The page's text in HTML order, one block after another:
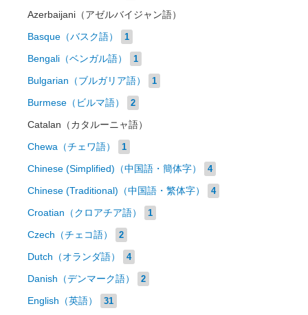
Azerbaijani（アゼルバイジャン語）
Basque（バスク語） 1
Bengali（ベンガル語） 1
Bulgarian（ブルガリア語） 1
Burmese（ビルマ語） 2
Catalan（カタルーニャ語）
Chewa（チェワ語） 1
Chinese (Simplified)（中国語・簡体字） 4
Chinese (Traditional)（中国語・繁体字） 4
Croatian（クロアチア語） 1
Czech（チェコ語） 2
Dutch（オランダ語） 4
Danish（デンマーク語） 2
English（英語） 31